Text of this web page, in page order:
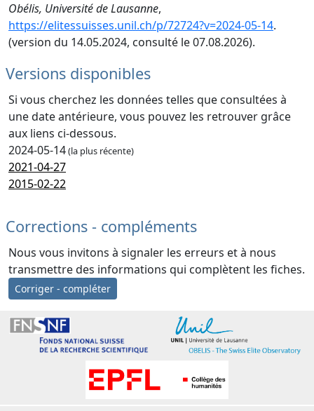
Obélis, Université de Lausanne,
https://elitessuisses.unil.ch/p/72724?v=2024-05-14.
(version du 14.05.2024, consulté le 07.08.2026).
Versions disponibles
Si vous cherchez les données telles que consultées à
une date antérieure, vous pouvez les retrouver grâce
aux liens ci-dessous.
2024-05-14(la plus récente)
2021-04-27
2015-02-22
Corrections - compléments
Nous vous invitons à signaler les erreurs et à nous
transmettre des informations qui complètent les fiches.
Corriger - compléter